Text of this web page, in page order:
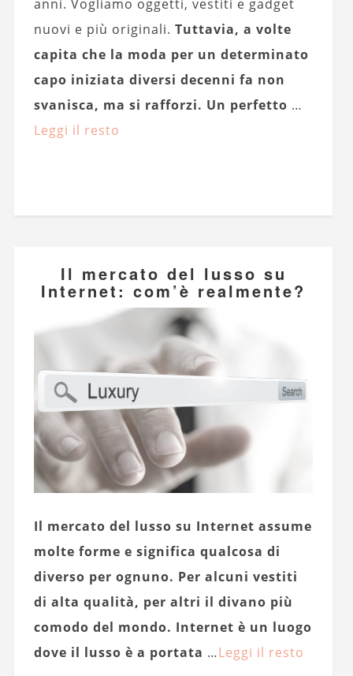
anni. Vogliamo oggetti, vestiti e gadget
nuovi e più originali. Tuttavia, a volte
capita che la moda per un determinato
capo iniziata diversi decenni fa non
svanisca, ma si rafforzi. Un perfetto …
Leggi il resto
Il mercato del lusso su
Internet: com’è realmente?
Il mercato del lusso su Internet assume
molte forme e significa qualcosa di
diverso per ognuno. Per alcuni vestiti
di alta qualità, per altri il divano più
comodo del mondo. Internet è un luogo
dove il lusso è a portata …Leggi il resto